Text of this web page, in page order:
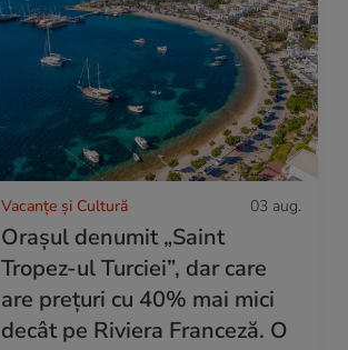
Vacanțe și Cultură 03 aug.
Orașul denumit „Saint
Tropez-ul Turciei”, dar care
are prețuri cu 40% mai mici
decât pe Riviera Franceză. O